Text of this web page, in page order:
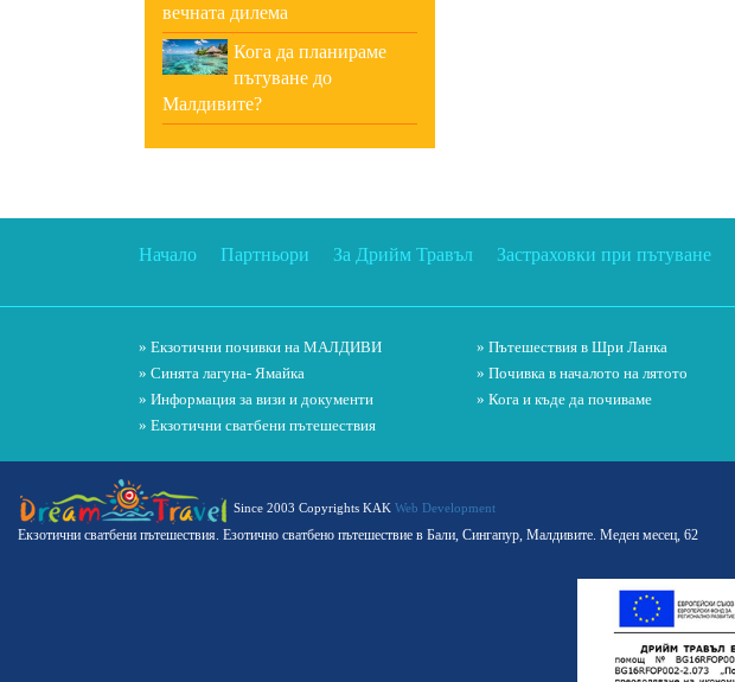
вечната дилема
Кога да планираме
пътуване до
Малдивите?
Начало Партньори За Дрийм Травъл Застраховки при пътуване
» Екзотични почивки на МАЛДИВИ » Пътешествия в Шри Ланка
» Синята лагуна- Ямайка
» Почивка в началото на лятото
» Информация за визи и документи
» Кога и къде да почиваме
» Екзотични сватбени пътешествия
Since 2003 Copyrights KAK Web Development
Екзотични сватбени пътешествия. Езотично сватбено пътешествие в Бали, Сингапур, Малдивите. Меден месец, 62